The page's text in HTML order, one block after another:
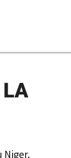
LA
Niger.